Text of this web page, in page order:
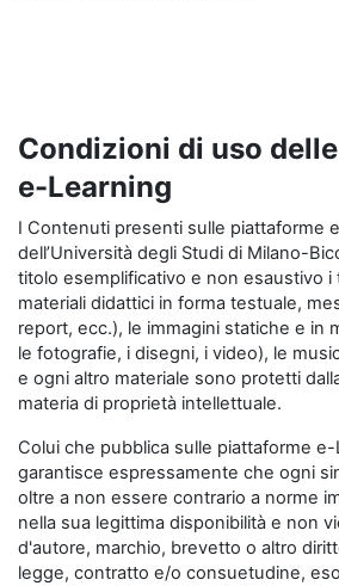
Condizioni di uso
e-Learning
I Contenuti presenti sulle piattaforme
dell’Università degli Studi di Milano-
titolo esemplificativo e non esaustivo i
materiali didattici in forma testuale,
report, ecc.), le immagini statiche e in
le fotografie, i disegni, i video), le
e ogni altro materiale sono protetti
materia di proprietà intellettuale.
Colui che pubblica sulle piattaforme
garantisce espressamente che ogni
oltre a non essere contrario a norme
nella sua legittima disponibilità e non
d'autore, marchio, brevetto o altro
legge, contratto e/o consuetudine,